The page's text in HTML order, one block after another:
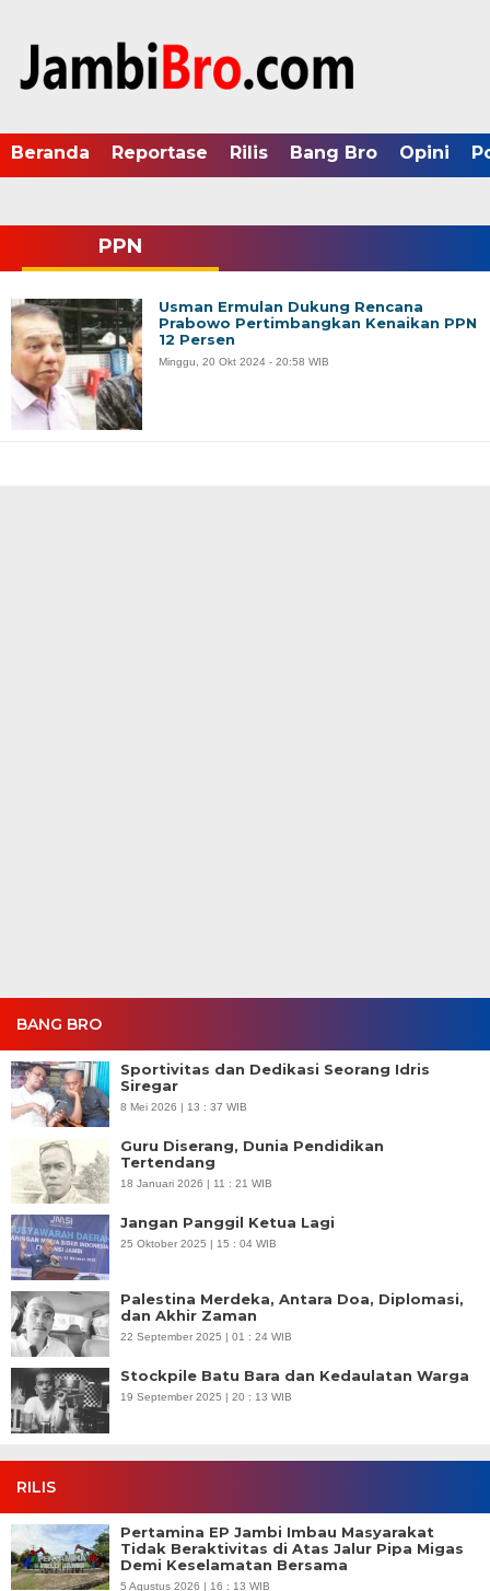
Beranda Reportase Rilis Bang Bro Opini
BANG BRO
Sportivitas dan Dedikasi Seorang Idris
Siregar
8 Mei 2026 | 13 : 37 WIB
Guru Diserang, Dunia Pendidikan
Tertendang
18 Januari 2026 | 11 : 21 WIB
Jangan Panggil Ketua Lagi
25 Oktober 2025 | 15 : 04 WIB
Palestina Merdeka, Antara Doa, Diplomasi,
dan Akhir Zaman
22 September 2025 | 01 : 24 WIB
Stockpile Batu Bara dan Kedaulatan Warga
19 September 2025 | 20 : 13 WIB
RILIS
Pertamina EP Jambi Imbau Masyarakat
Tidak Beraktivitas di Atas Jalur Pipa Migas
Demi Keselamatan Bersama
5 Agustus 2026 | 16 : 13 WIB
PPN
Usman Ermulan Dukung Rencana
Prabowo Pertimbangkan Kenaikan PPN
12 Persen
Minggu, 20 Okt 2024 - 20:58 WIB